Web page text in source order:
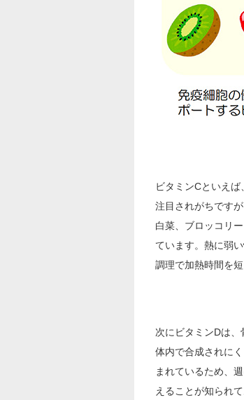
ビタミンCといえ
注目されがちです
白菜、ブロッコリ
ています。熱に弱
調理で加熱時間を
次にビタミンDは
体内で合成されに
まれているため、
えることが知られ